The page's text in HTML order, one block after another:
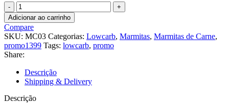
#03
Lasanha
de
abobrinha
quantidade
Adicionar ao carrinho
Compare
SKU: MC03 Categorias: Lowcarb, Marmitas, Marmitas de Carne,
promo1399 Tags: lowcarb, promo
Share:
Descrição
Shipping & Delivery
Descrição